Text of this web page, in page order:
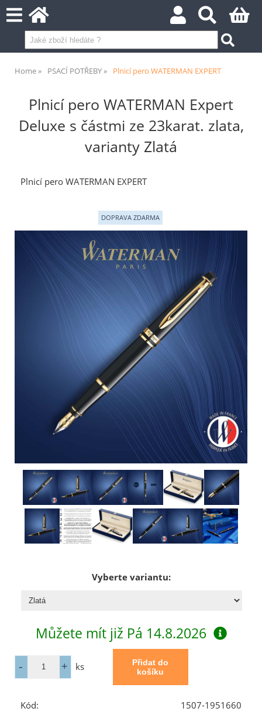
Home PSACÍ POTŘEBY Plnicí pero WATERMAN EXPERT
Plnicí pero WATERMAN Expert
Deluxe s částmi ze 23karat. zlata,
varianty Zlatá
Plnicí pero WATERMAN EXPERT
Vyberte variantu:
Můžete mít již Pá 14.8.2026
ks
Kód:
1507-1951660